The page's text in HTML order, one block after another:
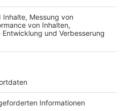
Service eines
um Videoinhalte
Service kann
Aktivitäten
lesen Sie die
stimmen Sie der
zu, um dieses